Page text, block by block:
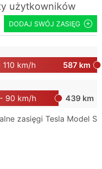
użytkowników
DODAJ SWÓJ ZASIĘG
110 km/h 587 km
- 90 km/h 439 km
zasięgi Tesla Model S